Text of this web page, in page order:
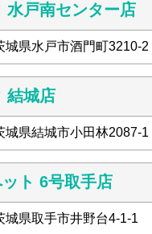
水戸南センター店
城県水戸市酒門町3210-2
結城店
城県結城市小田林2087-1
ト 6号取手店
城県取手市井野台4-1-1